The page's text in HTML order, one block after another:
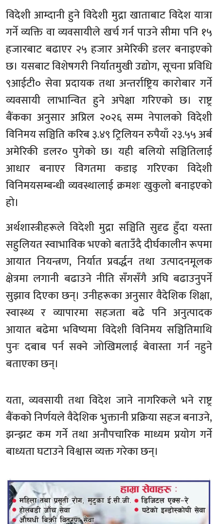
विदेशी आम्दानी हुने विदेशी मुद्रा खाताबाट विदेश यात्रा
गर्ने व्यक्ति वा व्यवसायीले खर्च गर्न पाउने सीमा पनि १५
हजारबाट बढाएर २५ हजार अमेरिकी डलर बनाइएको
छ। यसबाट विशेषगरी निर्यातमुखी उद्योग, सूचना प्रविधि
९आईटी० सेवा प्रदायक तथा अन्तर्राष्ट्रिय कारोबार गर्ने
व्यवसायी लाभान्वित हुने अपेक्षा गरिएको छ। राष्ट्र
बैंकका अनुसार अप्रिल २०२६ सम्म नेपालको विदेशी
विनिमय सञ्चिति करिब ३.४९ ट्रिलियन रुपैयाँ २३.५५ अर्ब
अमेरिकी डलर० पुगेको छ। यही बलियो सञ्चितिलाई
आधार बनाएर विगतमा कडाइ गरिएका विदेशी
विनिमयसम्बन्धी व्यवस्थालाई क्रमशः खुकुलो बनाइएको
हो।
अर्थशास्त्रीहरूले विदेशी मुद्रा सञ्चिति सुदृढ हुँदा यस्ता
सहुलियत स्वाभाविक भएको बताउँदै दीर्घकालीन रूपमा
आयात नियन्त्रण, निर्यात प्रवर्द्धन तथा उत्पादनमूलक
क्षेत्रमा लगानी बढाउने नीति सँगसँगै अघि बढाउनुपर्ने
सुझाव दिएका छन्। उनीहरूका अनुसार वैदेशिक शिक्षा,
स्वास्थ्य र व्यापारमा सहजता बढे पनि अनुत्पादक
आयात बढेमा भविष्यमा विदेशी विनिमय सञ्चितिमाथि
पुनः दबाब पर्न सक्ने जोखिमलाई बेवास्ता गर्न नहुने
बताएका छन्।
यता, व्यवसायी तथा विदेश जाने नागरिकले भने राष्ट्र
बैंकको निर्णयले वैदेशिक भुक्तानी प्रक्रिया सहज बनाउने,
झन्झट कम गर्ने तथा अनौपचारिक माध्यम प्रयोग गर्ने
बाध्यता घटाउने विश्वास व्यक्त गरेका छन्।